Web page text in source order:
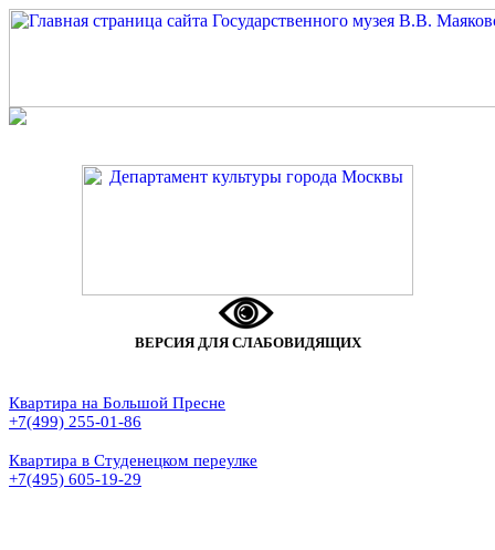
ВЕРСИЯ ДЛЯ СЛАБОВИДЯЩИХ
Квартира на Большой Пресне
+7(499) 255-01-86
Квартира в Студенецком переулке
+7(495) 605-19-29